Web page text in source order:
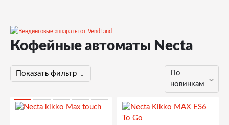
Все вендинговые аппараты
Кофейные аппараты
Necta
Кофейные автоматы Necta
Показать фильтр
По
новинкам